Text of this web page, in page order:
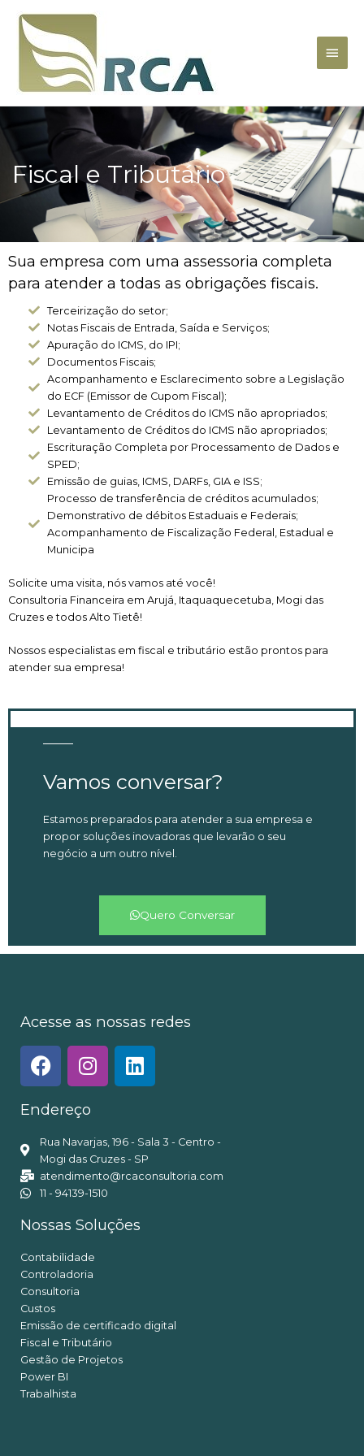
Fiscal e Tributário
Sua empresa com uma assessoria completa
para atender a todas as obrigações fiscais.
Terceirização do setor;
Notas Fiscais de Entrada, Saída e Serviços;
Apuração do ICMS, do IPI;
Documentos Fiscais;
Acompanhamento e Esclarecimento sobre a Legislação
do ECF (Emissor de Cupom Fiscal);
Levantamento de Créditos do ICMS não apropriados;
Levantamento de Créditos do ICMS não apropriados;
Escrituração Completa por Processamento de Dados e
SPED;
Emissão de guias, ICMS, DARFs, GIA e ISS;
Processo de transferência de créditos acumulados;
Demonstrativo de débitos Estaduais e Federais;
Acompanhamento de Fiscalização Federal, Estadual e
Municipa
Solicite uma visita, nós vamos até você!
Consultoria Financeira em Arujá, Itaquaquecetuba, Mogi das
Cruzes e todos Alto Tietê!
Nossos especialistas em fiscal e tributário estão prontos para
atender sua empresa!
Vamos conversar?
Estamos preparados para atender a sua empresa e
propor soluções inovadoras que levarão o seu
negócio a um outro nível.
Quero Conversar
Acesse as nossas redes
Endereço
Rua Navarjas, 196 - Sala 3 - Centro -
Mogi das Cruzes - SP
atendimento@rcaconsultoria.com
11 - 94139-1510
Nossas Soluções
Contabilidade
Controladoria
Consultoria
Custos
Emissão de certificado digital
Fiscal e Tributário
Gestão de Projetos
Power BI
Trabalhista